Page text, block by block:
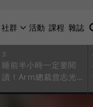
社群 活動 課程 雜誌
3
睡前半小時一定要閱
讀！Arm總裁曾志光